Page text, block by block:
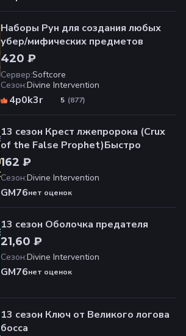
Наборы Рун для создания любых
убер/мифических предметов
420 ₽
Сервер:Softcore
Сезон:Divine Intervention
4p0k3r (877)
5
13 сезон Крест лжепророка (Crux
of the False Prophet)Быстро
162 ₽
Сезон:Divine Intervention
GM76нет оценок
13 сезон Оболочка предателя
21,60 ₽
Сезон:Divine Intervention
GM76нет оценок
13 сезон Ключ от Великого логова
босса